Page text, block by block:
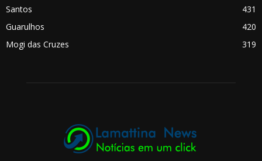
Santos
431
Guarulhos
420
Mogi das Cruzes
319